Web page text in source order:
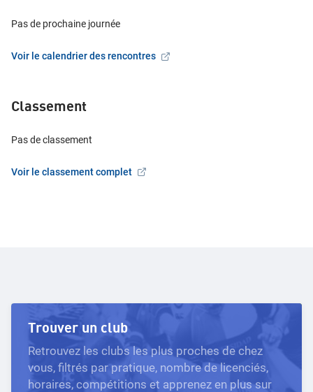
Pas de prochaine journée
Voir le calendrier des rencontres
Classement
Pas de classement
Voir le classement complet
Trouver un club
Retrouvez les clubs les plus proches de chez
vous, filtrés par pratique, nombre de licenciés,
horaires, compétitions et apprenez en plus sur